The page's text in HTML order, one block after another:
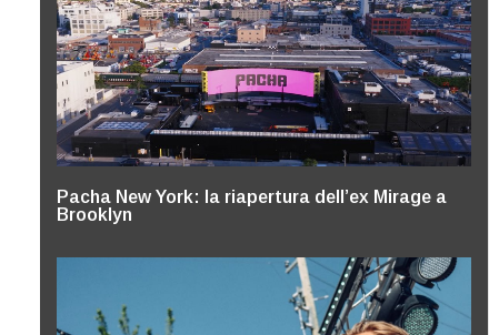
Pacha New York: la riapertura dell’ex Mirage a
Brooklyn